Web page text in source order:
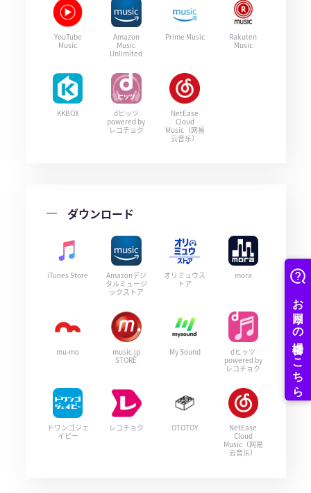
YouTube
Music
Amazon
Music
Unlimited
Prime Music
Rakuten
Music
KKBOX
dヒッツ
powered by
レコチョク
NetEase
Cloud
Music（网易
云音乐）
ダウンロード
iTunes Store
Amazonデジ
タルミュージ
ックストア
オリミュウス
トア
mora
mu-mo
music.jp
STORE
My Sound
dヒッツ
powered by
レコチョク
ドワンゴジェ
イピー
レコチョク OTOTOY
NetEase
Cloud
Music（网易
云音乐）